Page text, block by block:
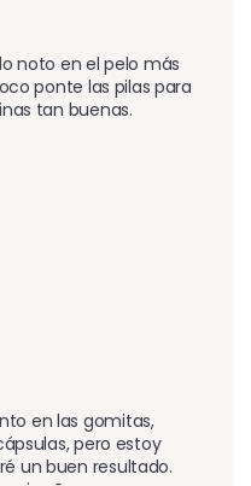
noto en el pelo más
ponte las pilas para
en las gomitas,
pero estoy
un buen resultado.